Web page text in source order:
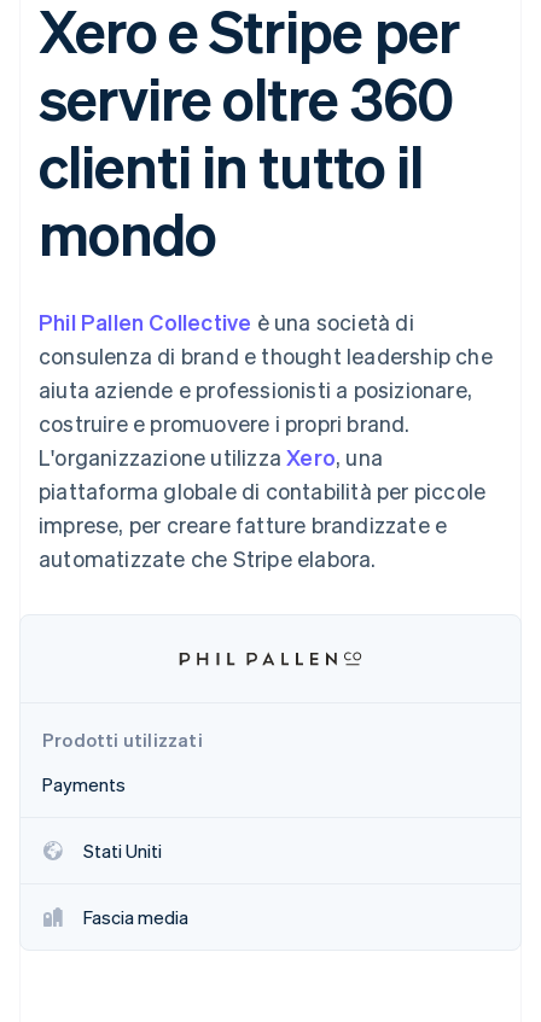
flessibile
Metodi di
pagamento
oltre 125
Terminal
persona
Authorization
Accettazione
ottimizzata
accelerato
Connections
Conti finanziari
della contabilità
Stripe Sigma
personalizzati
Data Pipeline
dei dati
Product roadmap
Scopri cosa ti aspetta
Prevenzione delle frodi
Costituzione di start-up
Rimozione del carbonio
Verifica online dell'identità
Stripe Sessions 2026
Scopri come Stripe sta costruendo l'infrastruttura
Gestione del denaro
Piattaforme
SaaS
Per settore
Aziende di IA
Creator economy
Gaming
Assicurazione
intrattenimento
Organizzazioni non
profit
Servizi professionali
Pubblica
amministrazione
Commercio al dettaglio
Partner
Stripe App Marketplace
Gestire gli
abbonamenti
Offrire addebiti in base
all'utilizzo
Emettere carte
garantite da stablecoin
Esegui il provisioning e
gestisci i servizi con gli
agenti
Risorse
Integrazioni app
Esempi di codice
Blog per sviluppatori
Stato dell'API
Roadmap del prodotto
Conferenza annuale
Lavora con noi
Sala stampa
Stripe Press
Recapiti
Xero e Stripe per
servire oltre 360
clienti in tutto il
mondo
Phil Pallen Collective è una società di
consulenza di brand e thought leadership che
aiuta aziende e professionisti a posizionare,
costruire e promuovere i propri brand.
L'organizzazione utilizzaXero, una
piattaforma globale di contabilità per piccole
imprese, per creare fatture brandizzate e
automatizzate che Stripe elabora.
Prodotti utilizzati
Payments
Stati Uniti
Fascia media